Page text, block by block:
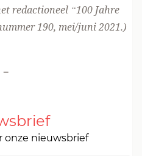
redactioneel “100 Jahre
190, mei/juni 2021.)
-
onze nieuwsbrief